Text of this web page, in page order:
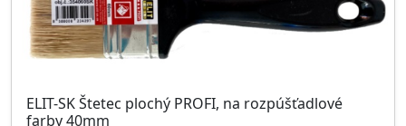
ELIT-SK Štetec plochý PROFI, na rozpúšťadlové
farby 40mm